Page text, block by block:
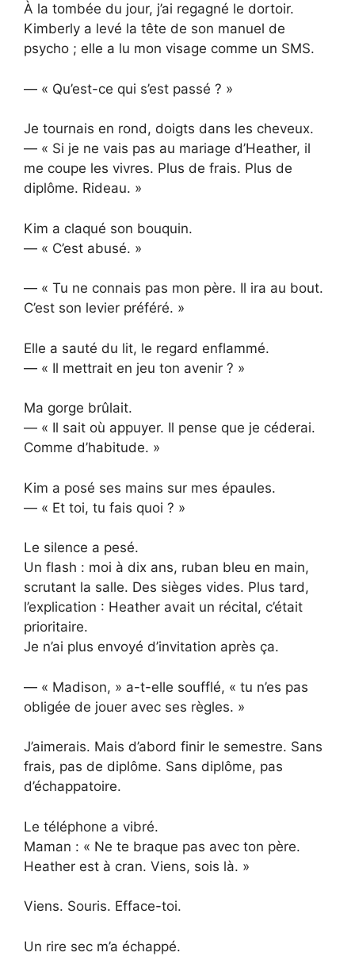
À la tombée du jour, j’ai regagné le dortoir.
Kimberly a levé la tête de son manuel de
psycho ; elle a lu mon visage comme un SMS.
— « Qu’est-ce qui s’est passé ? »
Je tournais en rond, doigts dans les cheveux.
— « Si je ne vais pas au mariage d’Heather, il
me coupe les vivres. Plus de frais. Plus de
diplôme. Rideau. »
Kim a claqué son bouquin.
— « C’est abusé. »
— « Tu ne connais pas mon père. Il ira au bout.
C’est son levier préféré. »
Elle a sauté du lit, le regard enflammé.
— « Il mettrait en jeu ton avenir ? »
Ma gorge brûlait.
— « Il sait où appuyer. Il pense que je céderai.
Comme d’habitude. »
Kim a posé ses mains sur mes épaules.
— « Et toi, tu fais quoi ? »
Le silence a pesé.
Un flash : moi à dix ans, ruban bleu en main,
scrutant la salle. Des sièges vides. Plus tard,
l’explication : Heather avait un récital, c’était
prioritaire.
Je n’ai plus envoyé d’invitation après ça.
— « Madison, » a-t-elle soufflé, « tu n’es pas
obligée de jouer avec ses règles. »
J’aimerais. Mais d’abord finir le semestre. Sans
frais, pas de diplôme. Sans diplôme, pas
d’échappatoire.
Le téléphone a vibré.
Maman : « Ne te braque pas avec ton père.
Heather est à cran. Viens, sois là. »
Viens. Souris. Efface-toi.
Un rire sec m’a échappé.